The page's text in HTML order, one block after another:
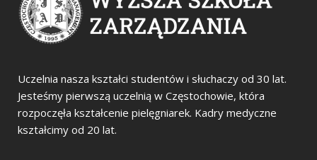
Uczelnia nasza kształci studentów i słuchaczy od 30 lat.
Jesteśmy pierwszą uczelnią w Częstochowie, która
rozpoczęła kształcenie pielęgniarek. Kadry medyczne
kształcimy od 20 lat.